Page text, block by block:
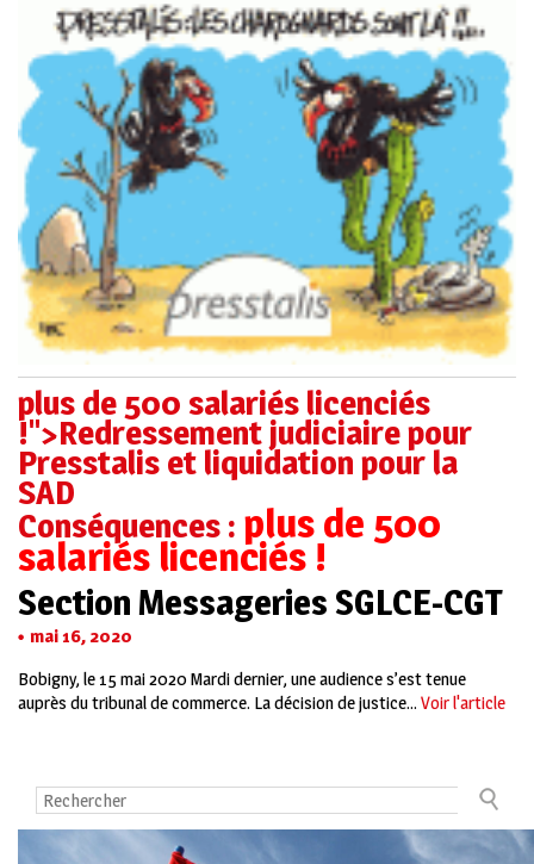
plus de 500 salariés licenciés
!">Redressement judiciaire pour
Presstalis et liquidation pour la
SAD
Conséquences : plus de 500
salariés licenciés !
Section Messageries SGLCE-CGT
mai 16, 2020
Bobigny, le 15 mai 2020 Mardi dernier, une audience s’est tenue
auprès du tribunal de commerce. La décision de justice... Voir l'article
Mentions légales
La CGT